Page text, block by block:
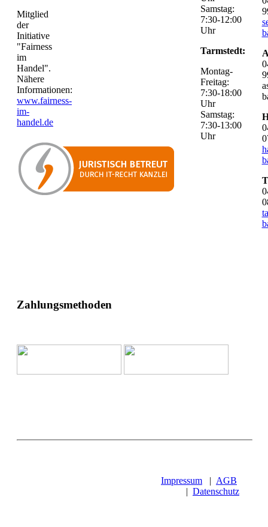
Mitglied
der
Initiative
"Fairness
im
Handel".
Nähere
Informationen:
www.fairness-
im-
handel.de
Samstag:
7:30-12:00
Uhr
Tarmstedt:
Montag-
Freitag:
7:30-18:00
Uhr
Samstag:
7:30-13:00
Uhr
Zahlungsmethoden
Impressum | AGB
| Datenschutz